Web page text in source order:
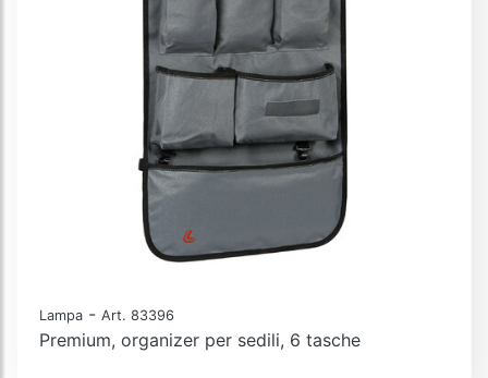
Lampa - Art. 83396
Premium, organizer per sedili, 6 tasche